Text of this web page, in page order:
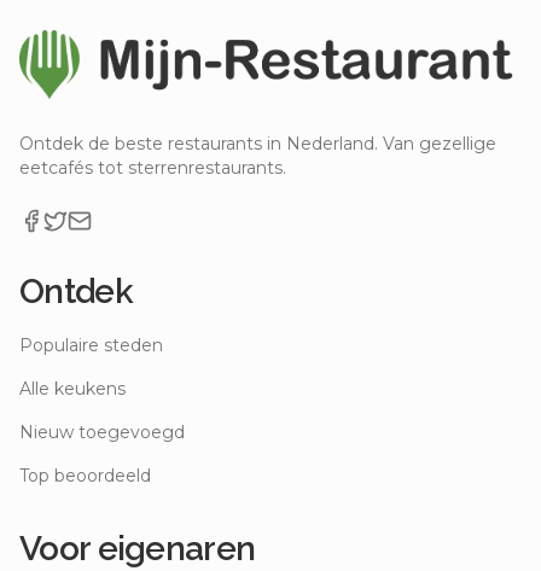
Ontdek de beste restaurants in Nederland. Van gezellige
eetcafés tot sterrenrestaurants.
Ontdek
Populaire steden
Alle keukens
Nieuw toegevoegd
Top beoordeeld
Voor eigenaren